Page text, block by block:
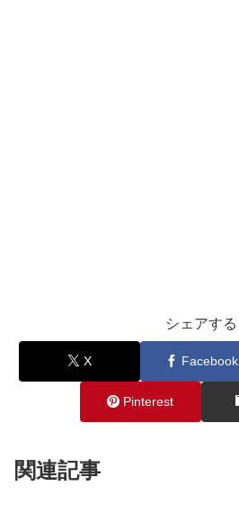
シェアする
X Facebook
Pinterest
関連記事